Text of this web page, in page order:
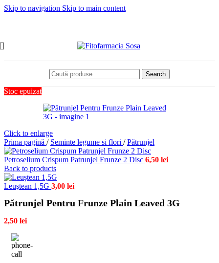
Skip to navigation Skip to main content
Search
Stoc epuizat
Click to enlarge
Prima pagină / Seminte legume si flori / Pătrunjel
Petroselium Crispum Patrunjel Frunze 2 Disc 6,50 lei
Back to products
Leuştean 1,5G 3,00 lei
Pătrunjel Pentru Frunze Plain Leaved 3G
2,50 lei